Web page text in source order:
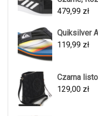
479,99 zł
Quiksilver
119,99 zł
Czarna
129,00 zł